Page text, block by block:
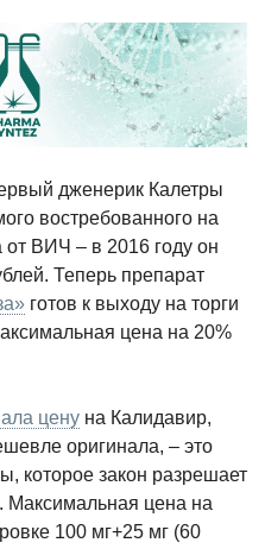
дженерик Калетры
востребованного на
от ВИЧ – в 2016 году он
Теперь препарат
готов к выходу на торги
цена на 20%
цену на Калидавир,
оригинала, – это
которое закон разрешает
Максимальная цена на
100 мг+25 мг (60